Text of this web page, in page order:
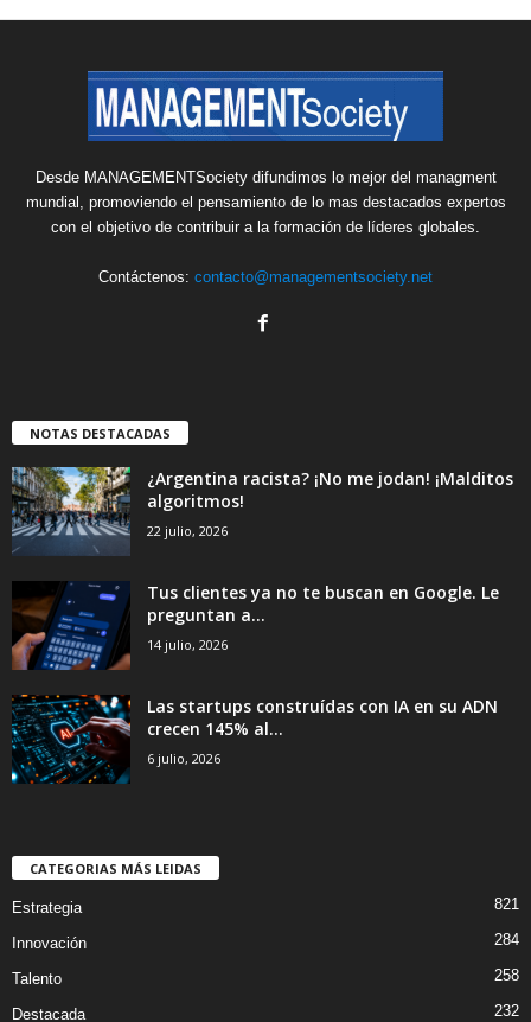
Desde MANAGEMENTSociety difundimos lo mejor del managment
mundial, promoviendo el pensamiento de lo mas destacados expertos
con el objetivo de contribuir a la formación de líderes globales.
Contáctenos: contacto@managementsociety.net
NOTAS DESTACADAS
¿Argentina racista? ¡No me jodan! ¡Malditos
algoritmos!
22 julio, 2026
Tus clientes ya no te buscan en Google. Le
preguntan a...
14 julio, 2026
Las startups construídas con IA en su ADN
crecen 145% al...
6 julio, 2026
CATEGORIAS MÁS LEIDAS
Estrategia 821
Innovación 284
Talento 258
Destacada 232